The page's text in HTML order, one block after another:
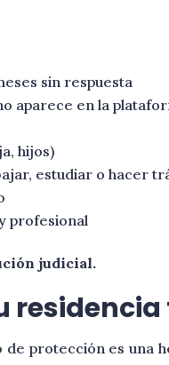
sin respuesta
aparece en la
hijos)
estudiar o hacer
profesional
judicial.
protección es una